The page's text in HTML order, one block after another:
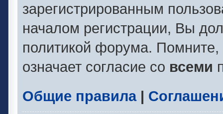
зарегистрированным
началом регистрации, Вы
политикой форума.
означает согласие со всеми
Общие правила|